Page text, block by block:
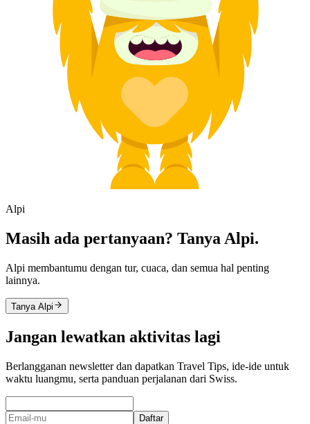
Alpi
Masih ada pertanyaan? Tanya Alpi.
Alpi membantumu dengan tur, cuaca, dan semua hal penting
lainnya.
Tanya Alpi
Jangan lewatkan aktivitas lagi
Berlangganan newsletter dan dapatkan Travel Tips, ide-ide untuk
waktu luangmu, serta panduan perjalanan dari Swiss.
Daftar